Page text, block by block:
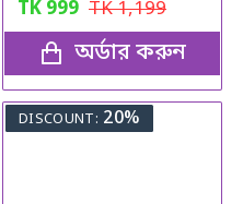
TK 999 TK1,199
অর্ডার করুন
DISCOUNT: 20%